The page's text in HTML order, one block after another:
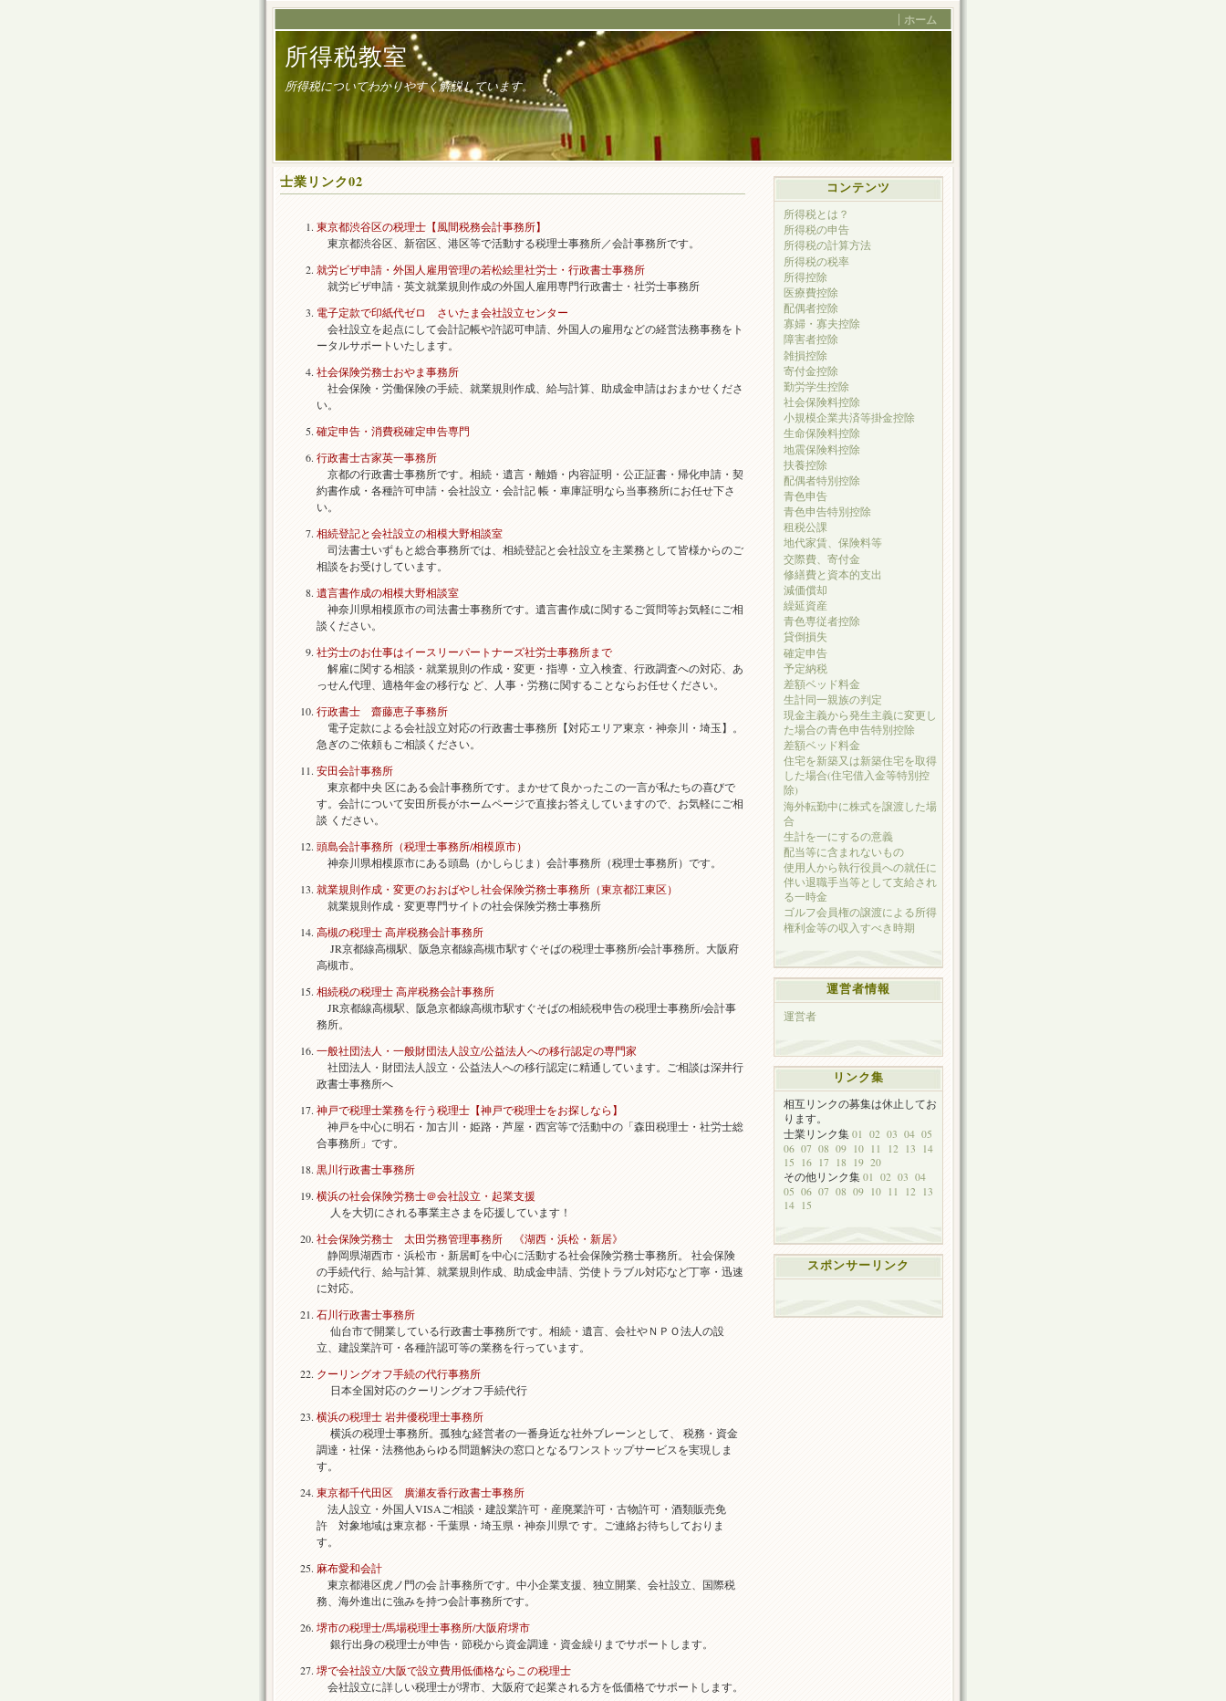
ホーム
所得税教室
所得税についてわかりやすく解説しています。
士業リンク02
東京都渋谷区の税理士【風間税務会計事務所】
東京都渋谷区、新宿区、港区等で活動する税理士事務所／会計事務所です。
就労ビザ申請・外国人雇用管理の若松絵里社労士・行政書士事務所
就労ビザ申請・英文就業規則作成の外国人雇用専門行政書士・社労士事務所
電子定款で印紙代ゼロ さいたま会社設立センター
会社設立を起点にして会計記帳や許認可申請、外国人の雇用などの経営法務事務をト
ータルサポートいたします。
社会保険労務士おやま事務所
社会保険・労働保険の手続、就業規則作成、給与計算、助成金申請はおまかせくださ
い。
確定申告・消費税確定申告専門
行政書士古家英一事務所
京都の行政書士事務所です。相続・遺言・離婚・内容証明・公正証書・帰化申請・契
約書作成・各種許可申請・会社設立・会計記 帳・車庫証明なら当事務所にお任せ下さ
い。
相続登記と会社設立の相模大野相談室
司法書士いずもと総合事務所では、相続登記と会社設立を主業務として皆様からのご
相談をお受けしています。
遺言書作成の相模大野相談室
神奈川県相模原市の司法書士事務所です。遺言書作成に関するご質問等お気軽にご相
談ください。
社労士のお仕事はイースリーパートナーズ社労士事務所まで
解雇に関する相談・就業規則の作成・変更・指導・立入検査、行政調査への対応、あ
っせん代理、適格年金の移行な ど、人事・労務に関することならお任せください。
行政書士 齋藤恵子事務所
電子定款による会社設立対応の行政書士事務所【対応エリア東京・神奈川・埼玉】。
急ぎのご依頼もご相談ください。
安田会計事務所
東京都中央 区にある会計事務所です。まかせて良かったこの一言が私たちの喜びで
す。会計について安田所長がホームページで直接お答えしていますので、お気軽にご相
談 ください。
頭島会計事務所（税理士事務所/相模原市）
神奈川県相模原市にある頭島（かしらじま）会計事務所（税理士事務所）です。
就業規則作成・変更のおおばやし社会保険労務士事務所（東京都江東区）
就業規則作成・変更専門サイトの社会保険労務士事務所
高槻の税理士 高岸税務会計事務所
JR京都線高槻駅、阪急京都線高槻市駅すぐそばの税理士事務所/会計事務所。大阪府
高槻市。
相続税の税理士 高岸税務会計事務所
JR京都線高槻駅、阪急京都線高槻市駅すぐそばの相続税申告の税理士事務所/会計事
務所。
一般社団法人・一般財団法人設立/公益法人への移行認定の専門家
社団法人・財団法人設立・公益法人への移行認定に精通しています。ご相談は深井行
政書士事務所へ
神戸で税理士業務を行う税理士【神戸で税理士をお探しなら】
神戸を中心に明石・加古川・姫路・芦屋・西宮等で活動中の「森田税理士・社労士総
合事務所」です。
黒川行政書士事務所
横浜の社会保険労務士＠会社設立・起業支援
人を大切にされる事業主さまを応援しています！
社会保険労務士 太田労務管理事務所 《湖西・浜松・新居》
静岡県湖西市・浜松市・新居町を中心に活動する社会保険労務士事務所。 社会保険
の手続代行、給与計算、就業規則作成、助成金申請、労使トラブル対応など丁寧・迅速
に対応。
石川行政書士事務所
仙台市で開業している行政書士事務所です。相続・遺言、会社やＮＰＯ法人の設
立、建設業許可・各種許認可等の業務を行っています。
クーリングオフ手続の代行事務所
日本全国対応のクーリングオフ手続代行
横浜の税理士 岩井優税理士事務所
横浜の税理士事務所。孤独な経営者の一番身近な社外ブレーンとして、 税務・資金
調達・社保・法務他あらゆる問題解決の窓口となるワンストップサービスを実現しま
す。
東京都千代田区 廣瀬友香行政書士事務所
法人設立・外国人VISAご相談・建設業許可・産廃業許可・古物許可・酒類販売免
許 対象地域は東京都・千葉県・埼玉県・神奈川県で す。ご連絡お待ちしておりま
す。
麻布愛和会計
東京都港区虎ノ門の会 計事務所です。中小企業支援、独立開業、会社設立、国際税
務、海外進出に強みを持つ会計事務所です。
堺市の税理士/馬場税理士事務所/大阪府堺市
銀行出身の税理士が申告・節税から資金調達・資金繰りまでサポートします。
堺で会社設立/大阪で設立費用低価格ならこの税理士
会社設立に詳しい税理士が堺市、大阪府で起業される方を低価格でサポートします。
コンテンツ
所得税とは？
所得税の申告
所得税の計算方法
所得税の税率
所得控除
医療費控除
配偶者控除
寡婦・寡夫控除
障害者控除
雑損控除
寄付金控除
勤労学生控除
社会保険料控除
小規模企業共済等掛金控除
生命保険料控除
地震保険料控除
扶養控除
配偶者特別控除
青色申告
青色申告特別控除
租税公課
地代家賃、保険料等
交際費、寄付金
修繕費と資本的支出
減価償却
繰延資産
青色専従者控除
貸倒損失
確定申告
予定納税
差額ベッド料金
生計同一親族の判定
現金主義から発生主義に変更し
た場合の青色申告特別控除
差額ベッド料金
住宅を新築又は新築住宅を取得
した場合(住宅借入金等特別控
除)
海外転勤中に株式を譲渡した場
合
生計を一にするの意義
配当等に含まれないもの
使用人から執行役員への就任に
伴い退職手当等として支給され
る一時金
ゴルフ会員権の譲渡による所得
権利金等の収入すべき時期
運営者情報
運営者
リンク集
相互リンクの募集は休止してお
ります。
士業リンク集 01 02 03 04 05
06 07 08 09 10 11 12 13
14
15
16 17 18 19 20
その他リンク集 01 02 03 04
05 06 07 08 09 10 11 12
13
14 15
スポンサーリンク